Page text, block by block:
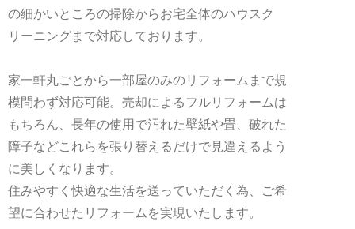
の細かいところの掃除からお宅全体のハウスク
リーニングまで対応しております。
家一軒丸ごとから一部屋のみのリフォームまで規
模問わず対応可能。売却によるフルリフォームは
もちろん、長年の使用で汚れた壁紙や畳、破れた
障子などこれらを張り替えるだけで見違えるよう
に美しくなります。
住みやすく快適な生活を送っていただく為、ご希
望に合わせたリフォームを実現いたします。